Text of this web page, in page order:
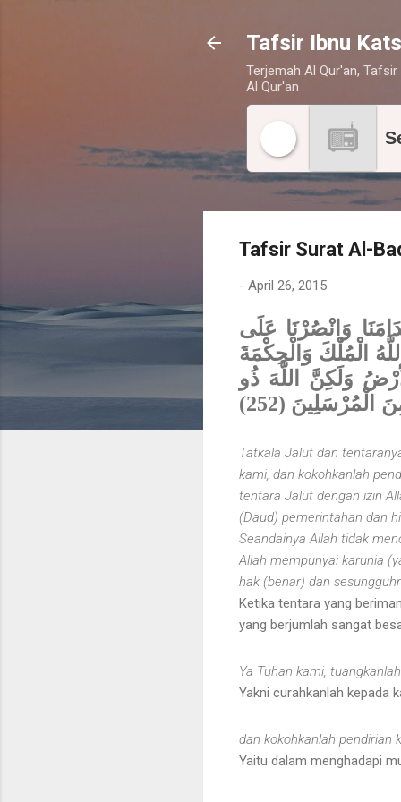
Tafsir Ibnu
Terjemah Al Qur'an,
Al Qur'an
Tafsir Surat Al-
- April 26, 2015
وَانْصُرْنَا عَلَى
اللَّهُ الْمُلْكَ وَالْحِكْمَةَ
وَلَكِنَّ اللَّهَ ذُو
فَضْلٍ عَلَى الْعَالَمِينَ (251) تِلْكَ آيَاتُ اللَّهِ نَتْلُوهَا عَلَيْكَ بِالْحَقِّ وَإِنَّكَ لَمِنَ الْمُرْسَلِينَ (252)
Tatkala Jalut dan
kami, dan kokohkanlah
tentara Jalut dengan izin
(Daud) pemerintahan dan
Seandainya Allah tidak
Allah mempunyai karunia
hak (benar) dan
Ketika tentara yang
yang berjumlah sangat
Ya Tuhan kami,
Yakni curahkanlah kepada
dan kokohkanlah pendirian
Yaitu dalam menghadapi